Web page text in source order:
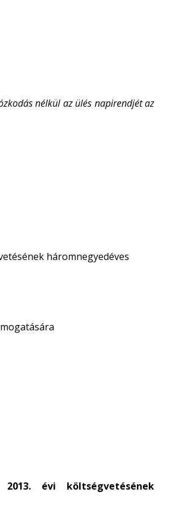
nélkül az ülés napirendjét az
háromnegyedéves
évi költségvetésének